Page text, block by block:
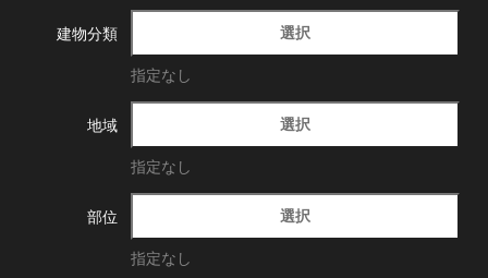
建物分類 選択
指定なし
地域 選択
指定なし
部位 選択
指定なし